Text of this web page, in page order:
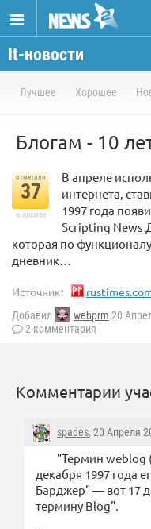
It-новости
Лучшее Хорошее
Блогам - 10
отметили
37
в архиве
В апреле
интернета,
1997 года
Scripting News
которая по
дневник…
Источник:
Добавил webprm 20
2 комментария
Комментарии
spades, 20 Апреля
"Термин weblog
декабря 1997 года
Барджер" — вот 17
термину Blog".